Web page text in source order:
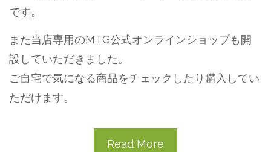
です。
また当店専用のMTG公式オンラインショップも開
設していただきました。
ご自宅で気になる商品をチェックしたり購入してい
ただけます。
Read More